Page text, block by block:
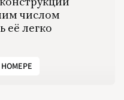
числом
её легко